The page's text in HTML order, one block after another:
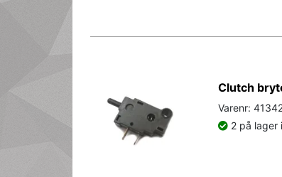
Clutch
Varenr:
2 på lager